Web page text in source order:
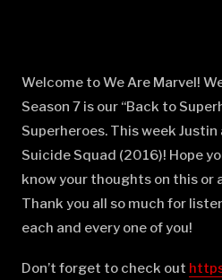
Welcome to We Are Marvel!
Season 7 is our “Back to
Superheroes. This week
Suicide Squad (2016)! Hope
know your thoughts on this or
Thank you all so much for
each and every one of you!
Don’t forget to check out